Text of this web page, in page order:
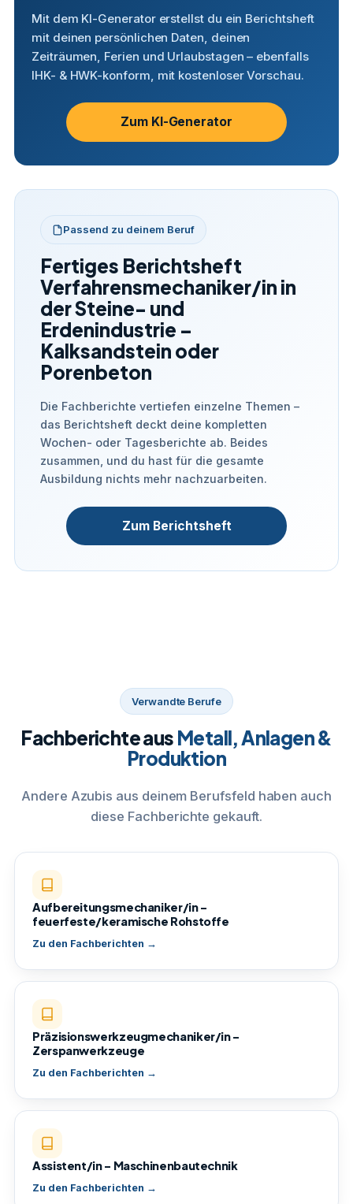
Mit dem KI-Generator erstellst du ein Berichtsheft
mit deinen persönlichen Daten, deinen
Zeiträumen, Ferien und Urlaubstagen – ebenfalls
IHK- & HWK-konform, mit kostenloser Vorschau.
Zum KI-Generator
Passend zu deinem Beruf
Fertiges Berichtsheft
Verfahrensmechaniker/in in
der Steine- und
Erdenindustrie –
Kalksandstein oder
Porenbeton
Die Fachberichte vertiefen einzelne Themen –
das Berichtsheft deckt deine kompletten
Wochen- oder Tagesberichte ab. Beides
zusammen, und du hast für die gesamte
Ausbildung nichts mehr nachzuarbeiten.
Zum Berichtsheft
Verwandte Berufe
Fachberichte aus Metall, Anlagen &
Produktion
Andere Azubis aus deinem Berufsfeld haben auch
diese Fachberichte gekauft.
Aufbereitungsmechaniker/in –
feuerfeste/keramische Rohstoffe
Zu den Fachberichten →
Präzisionswerkzeugmechaniker/in –
Zerspanwerkzeuge
Zu den Fachberichten →
Assistent/in – Maschinenbautechnik
Zu den Fachberichten →